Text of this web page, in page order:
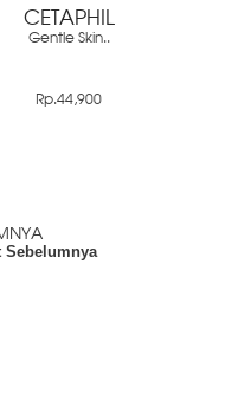
CETAPHIL
Gentle Skin..
Rp.44,900
Sebelumnya